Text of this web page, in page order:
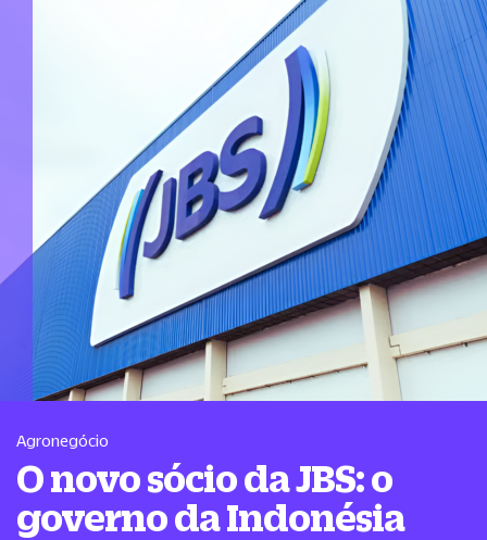
Agronegócio
O novo sócio da JBS: o
governo da Indonésia